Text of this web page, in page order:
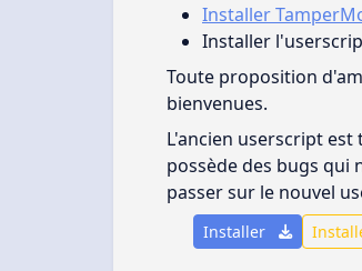
Installer
Installer
Toute proposition
bienvenues.
L'ancien userscript
possède des bugs qui
passer sur le nouvel
Installer